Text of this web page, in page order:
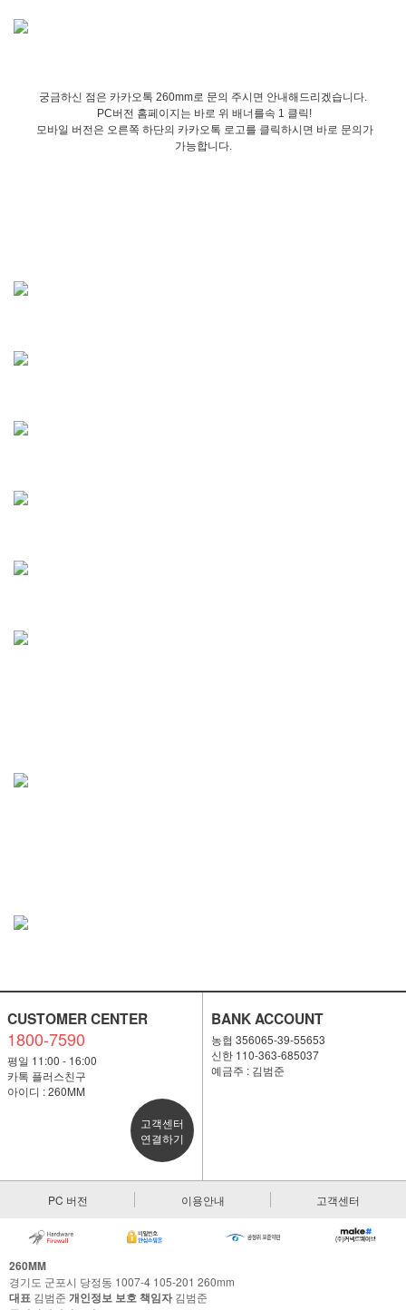
궁금하신 점은 카카오톡 260mm로 문의 주시면 안내해드리겠습니다.
PC버전 홈페이지는 바로 위 배너를속 1 클릭!
모바일 버전은 오른쪽 하단의 카카오톡 로고를 클릭하시면 바로 문의가
가능합니다.
CUSTOMER CENTER
1800-7590
평일 11:00 - 16:00
카톡 플러스친구
아이디 : 260MM
고객센터
연결하기
BANK ACCOUNT
농협 356065-39-55653
신한 110-363-685037
예금주 : 김범준
PC 버전 이용안내 고객센터
260MM
경기도 군포시 당정동 1007-4 105-201 260mm
대표 김범준 개인정보 보호 책임자김범준